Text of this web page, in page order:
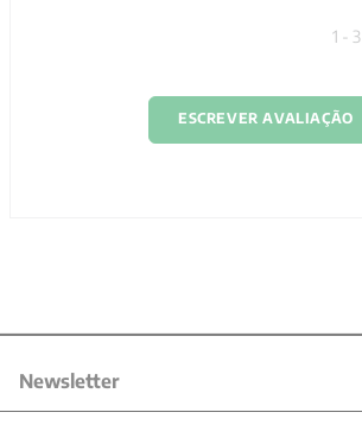
1 - 3
ESCREVER AVALIAÇÃO
Newsletter